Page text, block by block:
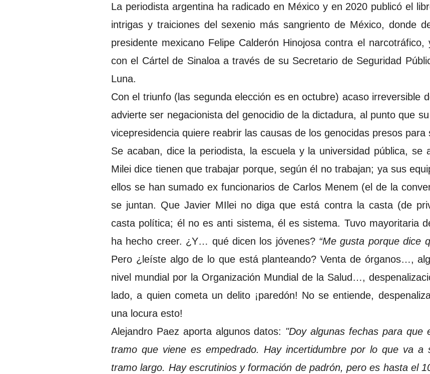
La periodista argentina ha radicado en México y en 2020 publicó el
intrigas y traiciones del sexenio más sangriento de México, donde
presidente mexicano Felipe Calderón Hinojosa contra el
con el Cártel de Sinaloa a través de su Secretario de Seguridad
Luna.
Con el triunfo (las segunda elección es en octubre) acaso irreversible
advierte ser negacionista del genocidio de la dictadura, al punto que
vicepresidencia quiere reabrir las causas de los genocidas presos para
Se acaban, dice la periodista, la escuela y la universidad pública, se
Milei dice tienen que trabajar porque, según él no trabajan; ya sus
ellos se han sumado ex funcionarios de Carlos Menem (el de la
se juntan. Que Javier MIlei no diga que está contra la casta (de
casta política; él no es anti sistema, él es sistema. Tuvo mayoritaria
ha hecho creer. ¿Y… qué dicen los jóvenes? “Me gusta porque dice
Pero ¿leíste algo de lo que está planteando? Venta de órganos…,
nivel mundial por la Organización Mundial de la Salud…,
lado, a quien cometa un delito ¡paredón! No se entiende,
una locura esto!
Alejandro Paez aporta algunos datos: "Doy algunas fechas para que
tramo que viene es empedrado. Hay incertidumbre por lo que va a
tramo largo. Hay escrutinios y formación de padrón, pero es hasta el